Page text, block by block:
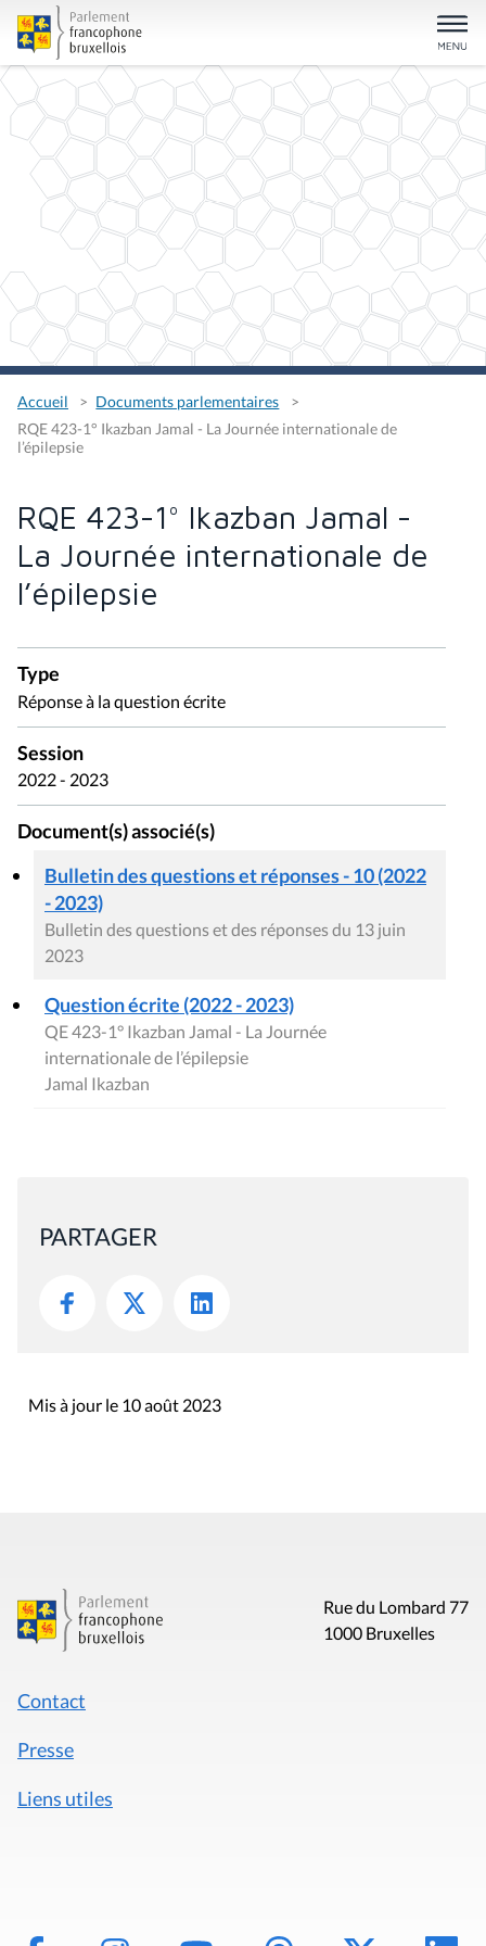
Accueil
Documents parlementaires
RQE 423-1° Ikazban Jamal - La Journée internationale de
l’épilepsie
RQE 423-1° Ikazban Jamal -
La Journée internationale de
l’épilepsie
Type
Réponse à la question écrite
Session
2022 - 2023
Document(s) associé(s)
Bulletin des questions et réponses - 10 (2022
- 2023)
Bulletin des questions et des réponses du 13 juin
2023
Question écrite (2022 - 2023)
QE 423-1° Ikazban Jamal - La Journée
internationale de l’épilepsie
Jamal Ikazban
PARTAGER
Mis à jour le 10 août 2023
Rue du Lombard 77
1000 Bruxelles
Contact
Presse
Liens utiles